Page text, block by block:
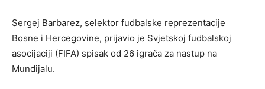
Sergej Barbarez, selektor fudbalske reprezentacije
Bosne i Hercegovine, prijavio je Svjetskoj fudbalskoj
asocijaciji (FIFA) spisak od 26 igrača za nastup na
Mundijalu.